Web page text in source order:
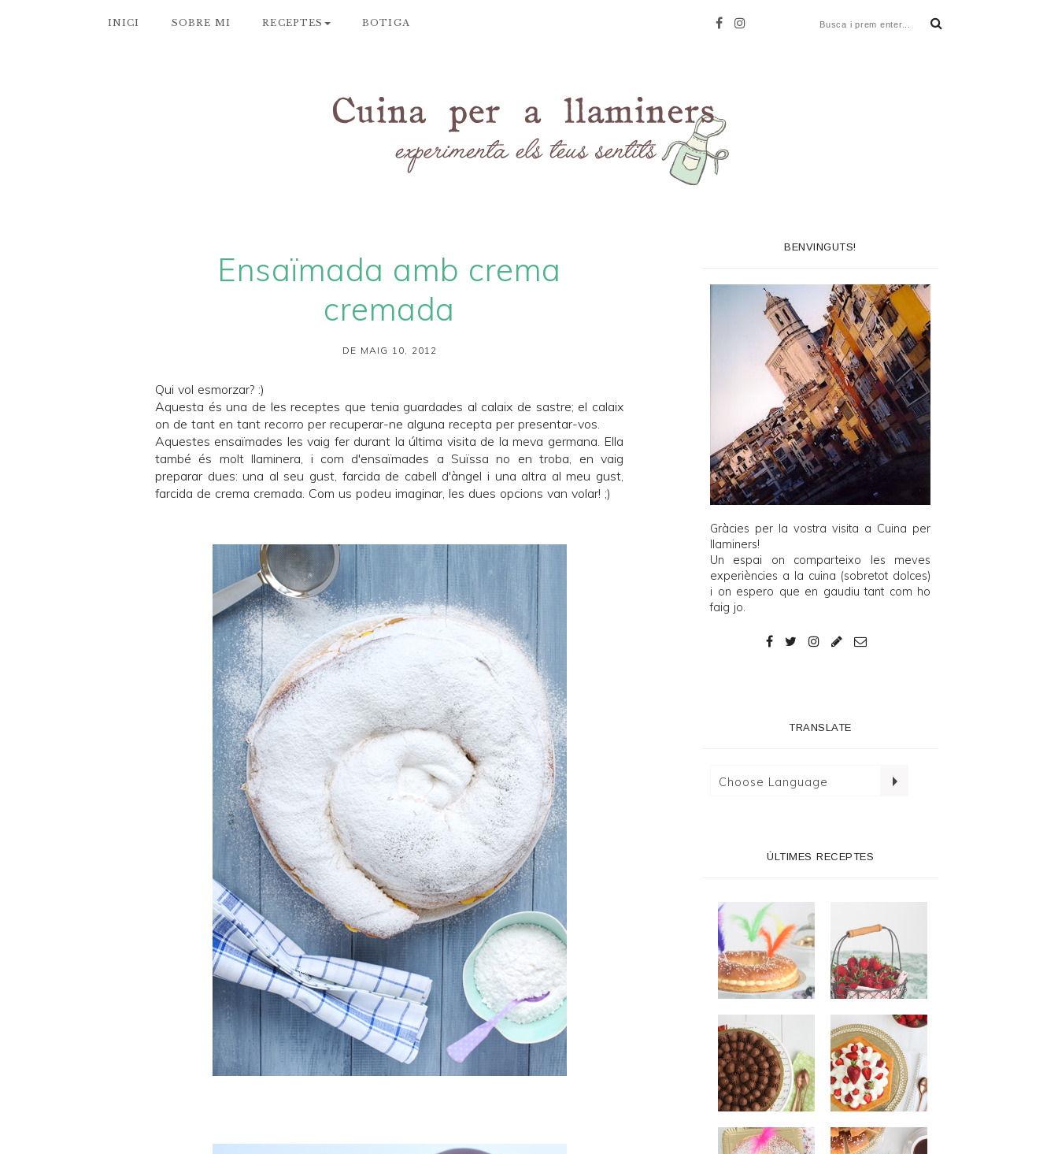
INICI SOBRE MI RECEPTES BOTIGA
Ensaïmada amb crema
cremada
DE MAIG 10, 2012
Qui vol esmorzar? :)
Aquesta és una de les receptes que tenia guardades al calaix de sastre; el calaix
on de tant en tant recorro per recuperar-ne alguna recepta per presentar-vos.
Aquestes ensaïmades les vaig fer durant la última visita de la meva germana. Ella
també és molt llaminera, i com d'ensaïmades a Suïssa no en troba, en vaig
preparar dues: una al seu gust, farcida de cabell d'àngel i una altra al meu gust,
farcida de crema cremada. Com us podeu imaginar, les dues opcions van volar! ;)
BENVINGUTS!
Gràcies per la vostra visita a Cuina per
llaminers!
Un espai on comparteixo les meves
experiències a la cuina (sobretot dolces)
i on espero que en gaudiu tant com ho
faig jo.
TRANSLATE
ÚLTIMES RECEPTES